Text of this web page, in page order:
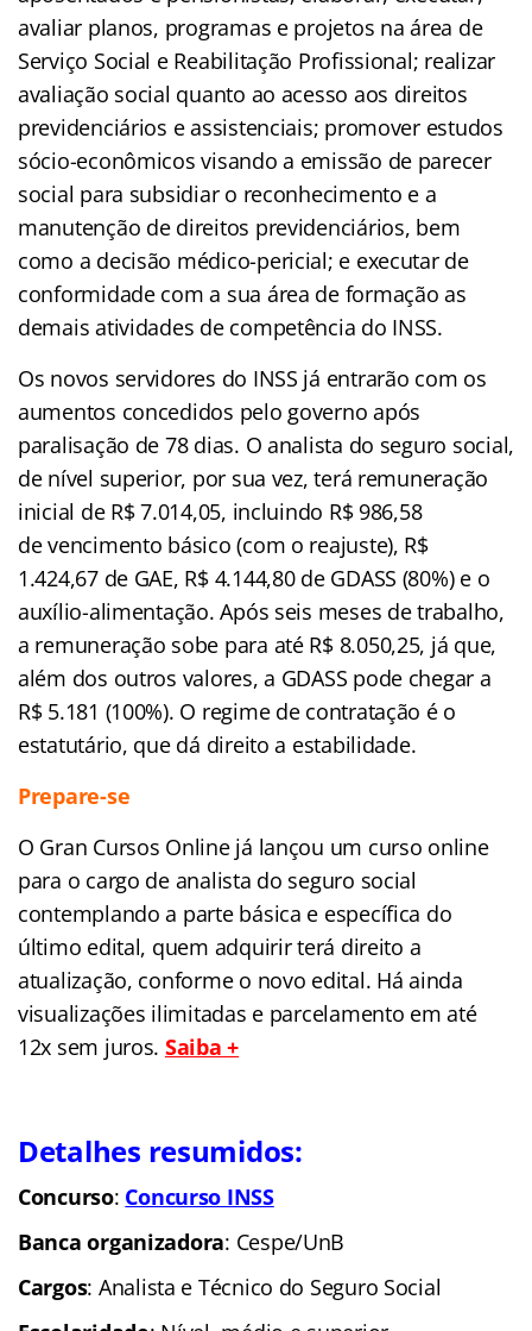
avaliar planos, programas e projetos na área de
Serviço Social e Reabilitação Profissional; realizar
avaliação social quanto ao acesso aos direitos
previdenciários e assistenciais; promover estudos
sócio-econômicos visando a emissão de parecer
social para subsidiar o reconhecimento e a
manutenção de direitos previdenciários, bem
como a decisão médico-pericial; e executar de
conformidade com a sua área de formação as
demais atividades de competência do INSS.
Os novos servidores do INSS já entrarão com os
aumentos concedidos pelo governo após
paralisação de 78 dias. O analista do seguro social,
de nível superior, por sua vez, terá remuneração
inicial de R$ 7.014,05, incluindo R$ 986,58
de vencimento básico (com o reajuste), R$
1.424,67 de GAE, R$ 4.144,80 de GDASS (80%) e o
auxílio-alimentação. Após seis meses de trabalho,
a remuneração sobe para até R$ 8.050,25, já que,
além dos outros valores, a GDASS pode chegar a
R$ 5.181 (100%). O regime de contratação é o
estatutário, que dá direito a estabilidade.
Prepare-se
O Gran Cursos Online já lançou um curso online
para o cargo de analista do seguro social
contemplando a parte básica e específica do
último edital, quem adquirir terá direito a
atualização, conforme o novo edital. Há ainda
visualizações ilimitadas e parcelamento em até
12x sem juros. Saiba +
Detalhes resumidos:
Concurso: Concurso INSS
Banca organizadora: Cespe/UnB
Cargos: Analista e Técnico do Seguro Social